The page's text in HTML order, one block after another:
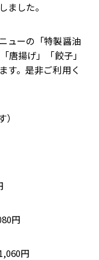
ました。
ューの「特製醤油
唐揚げ」「餃子」
す。是非ご利用く
）
円
円